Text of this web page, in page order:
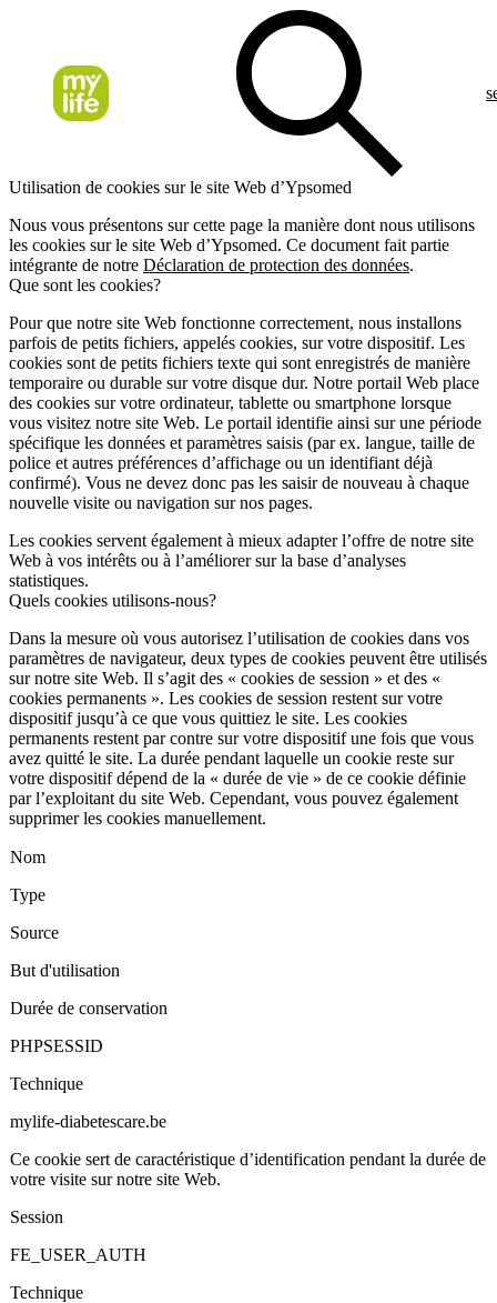
Utilisation de cookies sur le site Web d’Ypsomed
Nous vous présentons sur cette page la manière dont nous utilisons
les cookies sur le site Web d’Ypsomed. Ce document fait partie
intégrante de notre Déclaration de protection des données.
Que sont les cookies?
Pour que notre site Web fonctionne correctement, nous installons
parfois de petits fichiers, appelés cookies, sur votre dispositif. Les
cookies sont de petits fichiers texte qui sont enregistrés de manière
temporaire ou durable sur votre disque dur. Notre portail Web place
des cookies sur votre ordinateur, tablette ou smartphone lorsque
vous visitez notre site Web. Le portail identifie ainsi sur une période
spécifique les données et paramètres saisis (par ex. langue, taille de
police et autres préférences d’affichage ou un identifiant déjà
confirmé). Vous ne devez donc pas les saisir de nouveau à chaque
nouvelle visite ou navigation sur nos pages.
Les cookies servent également à mieux adapter l’offre de notre site
Web à vos intérêts ou à l’améliorer sur la base d’analyses
statistiques.
Quels cookies utilisons-nous?
Dans la mesure où vous autorisez l’utilisation de cookies dans vos
paramètres de navigateur, deux types de cookies peuvent être utilisés
sur notre site Web. Il s’agit des « cookies de session » et des «
cookies permanents ». Les cookies de session restent sur votre
dispositif jusqu’à ce que vous quittiez le site. Les cookies
permanents restent par contre sur votre dispositif une fois que vous
avez quitté le site. La durée pendant laquelle un cookie reste sur
votre dispositif dépend de la « durée de vie » de ce cookie définie
par l’exploitant du site Web. Cependant, vous pouvez également
supprimer les cookies manuellement.
Nom
Type
Source
But d'utilisation
Durée de conservation
PHPSESSID
Technique
mylife-diabetescare.be
Ce cookie sert de caractéristique d’identification pendant la durée de
votre visite sur notre site Web.
Session
FE_USER_AUTH
Technique